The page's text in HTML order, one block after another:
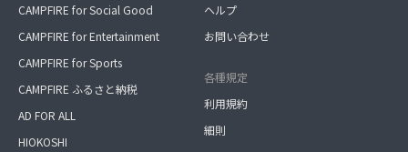
CAMPFIRE for Social Good
CAMPFIRE for Entertainment
CAMPFIRE for Sports
CAMPFIRE ふるさと納税
AD FOR ALL
HIOKOSHI
ヘルプ
お問い合わせ
各種規定
利用規約
細則